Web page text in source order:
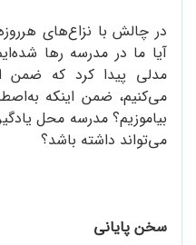
در چالش با نزاع‌های
آیا ما در مدرسه رها
مدلی پیدا کرد که ضمن
می‌کنیم، ضمن اینکه
بیاموزیم؟ مدرسه محل
می‌تواند داشته باشد؟
سخن پایانی